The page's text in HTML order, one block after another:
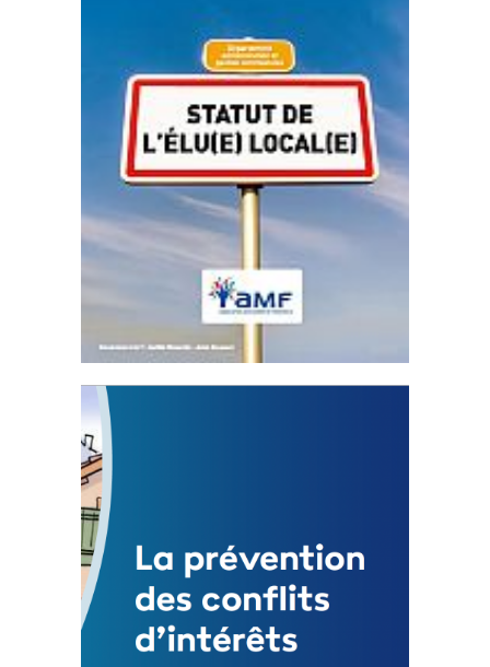
Statut de l’élu local
3 avril 2024
Mise à jour avril 2024
FEUILLETER